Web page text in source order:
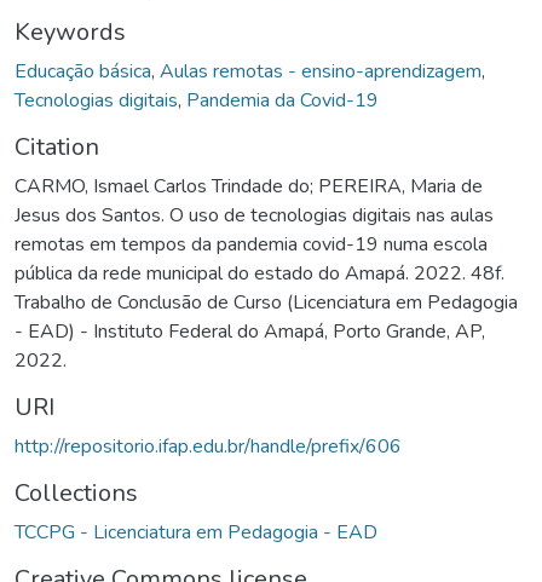
Keywords
Educação básica, Aulas remotas - ensino-aprendizagem,
Tecnologias digitais, Pandemia da Covid-19
Citation
CARMO, Ismael Carlos Trindade do; PEREIRA, Maria de
Jesus dos Santos. O uso de tecnologias digitais nas aulas
remotas em tempos da pandemia covid-19 numa escola
pública da rede municipal do estado do Amapá. 2022. 48f.
Trabalho de Conclusão de Curso (Licenciatura em Pedagogia
- EAD) - Instituto Federal do Amapá, Porto Grande, AP,
2022.
URI
http://repositorio.ifap.edu.br/handle/prefix/606
Collections
TCCPG - Licenciatura em Pedagogia - EAD